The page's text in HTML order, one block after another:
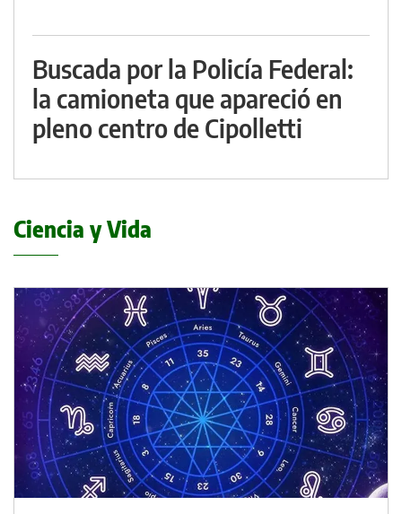
Buscada por la Policía Federal:
la camioneta que apareció en
pleno centro de Cipolletti
Ciencia y Vida